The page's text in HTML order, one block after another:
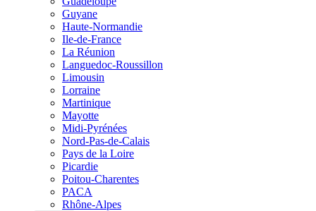
Guyane
Haute-Normandie
Ile-de-France
La Réunion
Languedoc-Roussillon
Limousin
Lorraine
Martinique
Mayotte
Midi-Pyrénées
Nord-Pas-de-Calais
Pays de la Loire
Picardie
Poitou-Charentes
PACA
Rhône-Alpes